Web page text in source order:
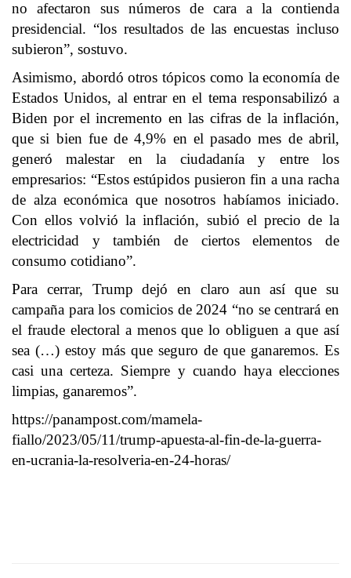
no afectaron sus números de cara a la contienda
presidencial. “los resultados de las encuestas incluso
subieron”, sostuvo.
Asimismo, abordó otros tópicos como la economía de
Estados Unidos, al entrar en el tema responsabilizó a
Biden por el incremento en las cifras de la inflación,
que si bien fue de 4,9% en el pasado mes de abril,
generó malestar en la ciudadanía y entre los
empresarios: “Estos estúpidos pusieron fin a una racha
de alza económica que nosotros habíamos iniciado.
Con ellos volvió la inflación, subió el precio de la
electricidad y también de ciertos elementos de
consumo cotidiano”.
Para cerrar, Trump dejó en claro aun así que su
campaña para los comicios de 2024 “no se centrará en
el fraude electoral a menos que lo obliguen a que así
sea (…) estoy más que seguro de que ganaremos. Es
casi una certeza. Siempre y cuando haya elecciones
limpias, ganaremos”.
https://panampost.com/mamela-
fiallo/2023/05/11/trump-apuesta-al-fin-de-la-guerra-
en-ucrania-la-resolveria-en-24-horas/